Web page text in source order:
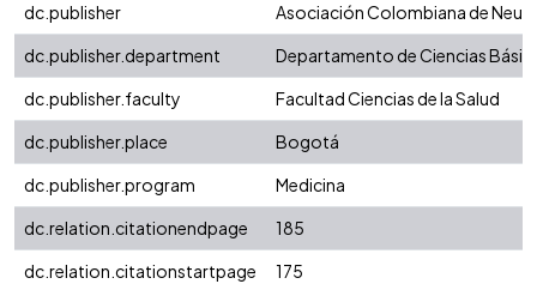
dc.publisher
Asociación Colombiana de
dc.publisher.department
Departamento de Ciencias
dc.publisher.faculty
Facultad Ciencias de la Salud
dc.publisher.place
Bogotá
dc.publisher.program
Medicina
dc.relation.citationendpage
185
dc.relation.citationstartpage
175